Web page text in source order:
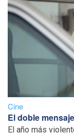
Cine
El doble
El año más